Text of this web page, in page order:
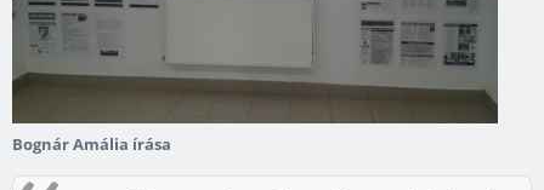
Bognár Amália írása